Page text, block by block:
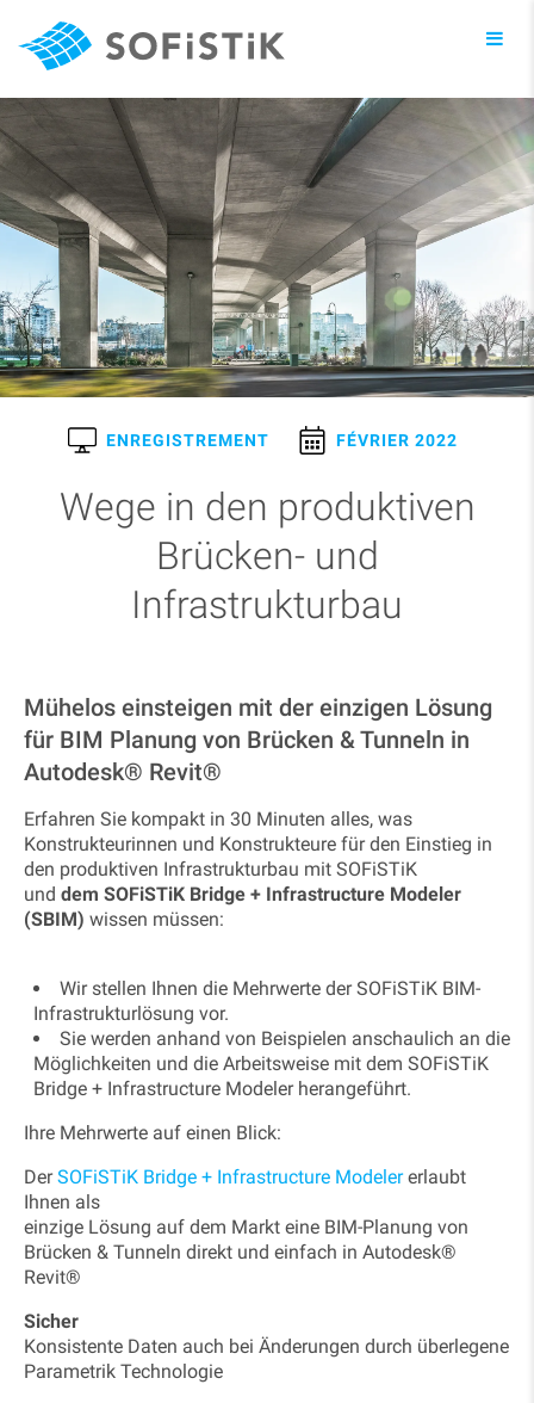
ENREGISTREMENT FÉVRIER 2022
Wege in den produktiven
Brücken- und
Infrastrukturbau
Mühelos einsteigen mit der einzigen Lösung
für BIM Planung von Brücken & Tunneln in
Autodesk® Revit®
Erfahren Sie kompakt in 30 Minuten alles, was
Konstrukteurinnen und Konstrukteure für den Einstieg in
den produktiven Infrastrukturbau mit SOFiSTiK
und dem SOFiSTiK Bridge + Infrastructure Modeler
(SBIM) wissen müssen:
Wir stellen Ihnen die Mehrwerte der SOFiSTiK BIM-
Infrastrukturlösung vor.
Sie werden anhand von Beispielen anschaulich an die
Möglichkeiten und die Arbeitsweise mit dem SOFiSTiK
Bridge + Infrastructure Modeler herangeführt.
Ihre Mehrwerte auf einen Blick:
DerSOFiSTiK Bridge + Infrastructure Modelererlaubt
Ihnen als
einzige Lösung auf dem Markt eine BIM-Planung von
Brücken & Tunneln direkt und einfach in Autodesk®
Revit®
Sicher
Konsistente Daten auch bei Änderungen durch überlegene
Parametrik Technologie